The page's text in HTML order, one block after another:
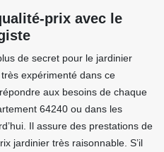
prix avec le
de secret pour le jardinier
expérimenté dans ce
aux besoins de chaque
64240 ou dans les
Il assure des prestations de
jardinier très raisonnable. S’il